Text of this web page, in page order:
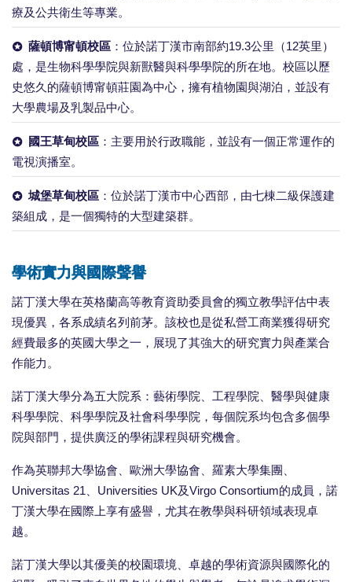
療及公共衛生等專業。
薩頓博甯頓校區 ：位於諾丁漢市南部約19.3公里（12英里）
處，是生物科學學院與新獸醫與科學學院的所在地。校區以歷
史悠久的薩頓博甯頓莊園為中心，擁有植物園與湖泊，並設有
大學農場及乳製品中心。
國王草甸校區 ：主要用於行政職能，並設有一個正常運作的
電視演播室。
城堡草甸校區 ：位於諾丁漢市中心西部，由七棟二級保護建
築組成，是一個獨特的大型建築群。
學術實力與國際聲譽
諾丁漢大學在英格蘭高等教育資助委員會的獨立教學評估中表
現優異，各系成績名列前茅。該校也是從私營工商業獲得研究
經費最多的英國大學之一，展現了其強大的研究實力與產業合
作能力。
諾丁漢大學分為五大院系：藝術學院、工程學院、醫學與健康
科學學院、科學學院及社會科學學院，每個院系均包含多個學
院與部門，提供廣泛的學術課程與研究機會。
作為英聯邦大學協會、歐洲大學協會、羅素大學集團、
Universitas 21、Universities UK及Virgo Consortium的成員，諾
丁漢大學在國際上享有盛譽，尤其在教學與科研領域表現卓
越。
諾丁漢大學以其優美的校園環境、卓越的學術資源與國際化的